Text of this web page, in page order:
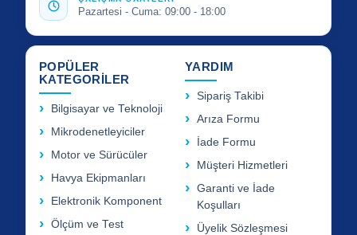
Pazartesi - Cuma: 09:00 - 18:00
POPÜLER
KATEGORİLER
Bilgisayar ve Teknoloji
Mikrodenetleyiciler
Motor ve Sürücüler
Havya Ekipmanları
Elektronik Komponent
Ölçüm ve Test
YARDIM
Sipariş Takibi
Arıza Formu
İade Formu
Müşteri Hizmetleri
Garanti ve İade
Koşulları
Üyelik Sözleşmesi